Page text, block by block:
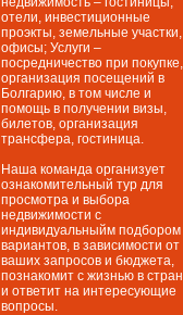
отели, инвестиционные
проэкты, земельные участки,
офисы; Услуги –
посредничество при покупке,
организация посещений в
Болгарию, в том числе и
помощь в получении визы,
билетов, организация
трансфера, гостиница.
Наша команда организует
ознакомительный тур для
просмотра и выбора
недвижимости с
индивидуальныйм подбором
вариантов, в зависимости от
ваших запросов и бюджета,
познакомит с жизнью в
и ответит на интересующие
вопросы.